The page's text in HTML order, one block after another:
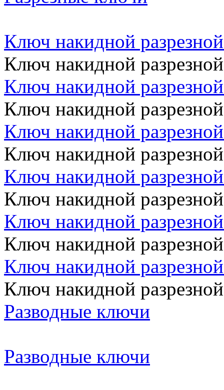
Ключ накидной
Ключ накидной
Ключ накидной
Ключ накидной
Ключ накидной
Ключ накидной
Ключ накидной
Ключ накидной
Ключ накидной
Ключ накидной
Ключ накидной
Ключ накидной
Разводные ключи
Разводные ключи